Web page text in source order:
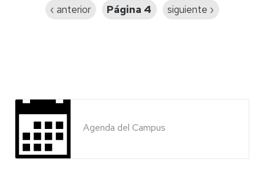
Página
‹ anterior Página 4
Siguiente
siguiente ›
Agenda del Campus